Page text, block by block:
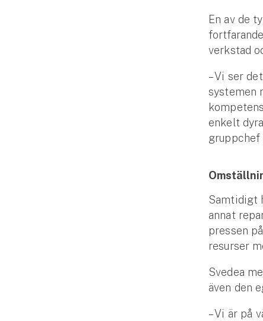
En av de
verkstad
– Vi ser
systemen
enkelt
gruppchef
Samtidigt
annat
pressen
resurser
Svedea
även den
– Vi är på